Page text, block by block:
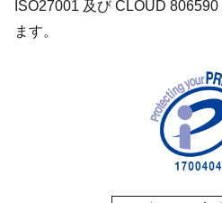
ISO27001 及び CLOUD
ます。